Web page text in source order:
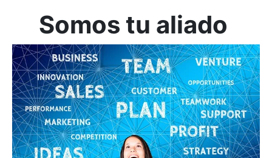
Somos tu aliado